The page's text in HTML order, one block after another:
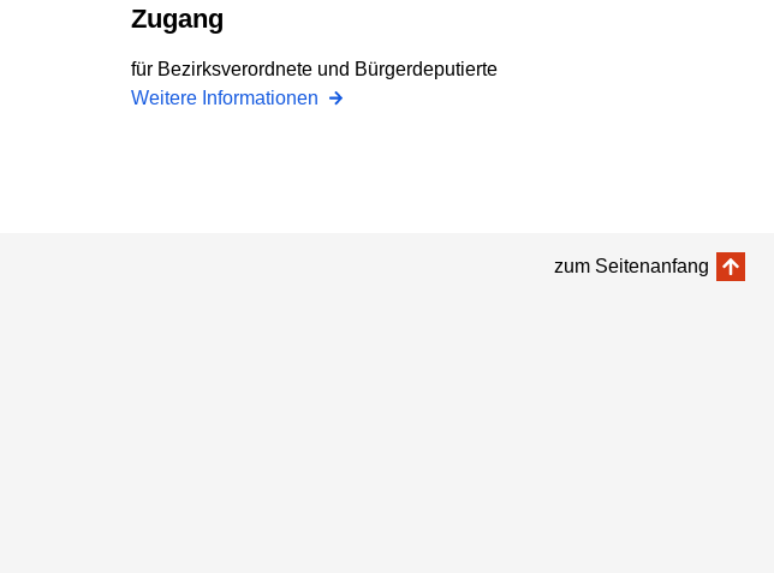
Zugang
für Bezirksverordnete und Bürgerdeputierte
Weitere Informationen
zum Seitenanfang